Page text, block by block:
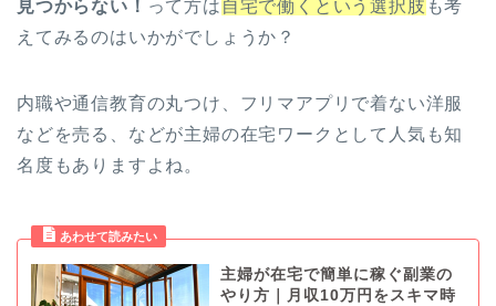
見つからない！ って方は 自宅で働くという選択肢 も考
えてみるのはいかがでしょうか？
内職や通信教育の丸つけ、フリマアプリで着ない洋服
などを売る、などが主婦の在宅ワークとして人気も知
名度もありますよね。
主婦が在宅で簡単に稼ぐ副業の
やり方｜月収10万円をスキマ時